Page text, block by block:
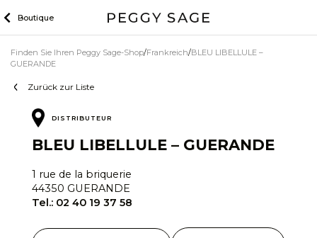
Inhalt
Boutique
Zurück zur Liste
Finden Sie Ihren Peggy Sage-Shop Frankreich BLEU LIBELLULE –
GUERANDE
DISTRIBUTEUR
BLEU LIBELLULE – GUERANDE
1 rue de la briquerie
44350 GUERANDE
Tel.: 02 40 19 37 58